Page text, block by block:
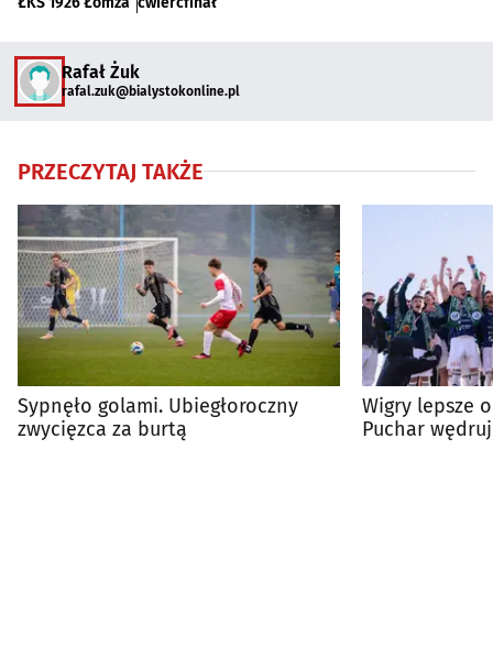
Rafał Żuk
rafal.zuk@bialystokonline.pl
PRZECZYTAJ TAKŻE
Sypnęło golami. Ubiegłoroczny
zwycięzca za burtą
Wigry lepsze
Puchar